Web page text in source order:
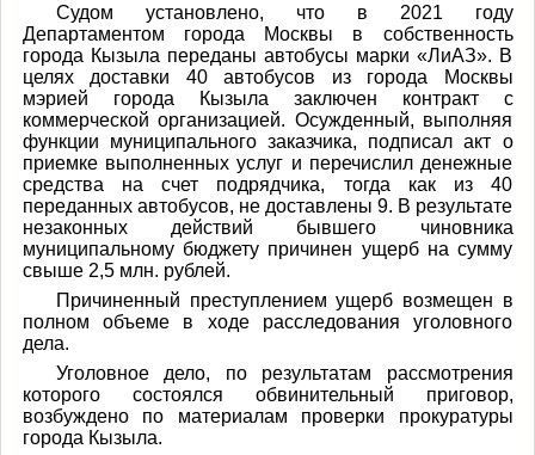
Судом установлено, что в 2021 году
Департаментом города Москвы в собственность
города Кызыла переданы автобусы марки «ЛиАЗ». В
целях доставки 40 автобусов из города Москвы
мэрией города Кызыла заключен контракт с
коммерческой организацией. Осужденный, выполняя
функции муниципального заказчика, подписал акт о
приемке выполненных услуг и перечислил денежные
средства на счет подрядчика, тогда как из 40
переданных автобусов, не доставлены 9. В результате
незаконных действий бывшего чиновника
муниципальному бюджету причинен ущерб на сумму
свыше 2,5 млн. рублей.
Причиненный преступлением ущерб возмещен в
полном объеме в ходе расследования уголовного
дела.
Уголовное дело, по результатам рассмотрения
которого состоялся обвинительный приговор,
возбуждено по материалам проверки прокуратуры
города Кызыла.